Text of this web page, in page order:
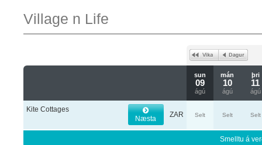
Village n Life
sun
09
ágú
mán
10
ágú
þri
11
ágú
Kite Cottages
Næsta
ZAR Selt Selt Selt
Smelltu á